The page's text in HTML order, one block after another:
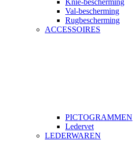
Val-bescherming
Rugbescherming
ACCESSOIRES
PICTOGRAMMEN
Ledervet
LEDERWAREN